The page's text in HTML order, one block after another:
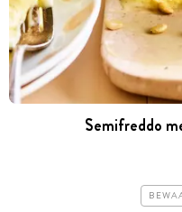
Semifreddo